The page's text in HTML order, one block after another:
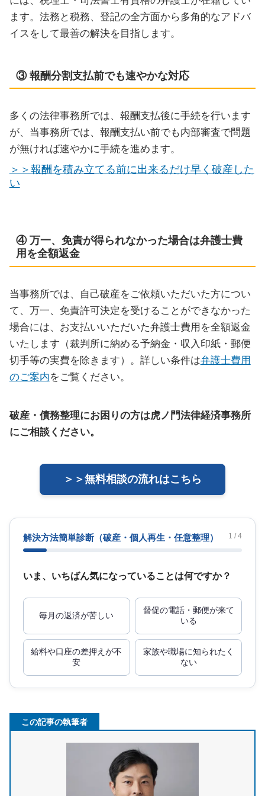
ます。法務と税務、登記の全方面から多角的なアドバ
イスをして最善の解決を目指します。
③ 報酬分割支払前でも速やかな対応
多くの法律事務所では、報酬支払後に手続を行います
が、当事務所では、報酬支払い前でも内部審査で問題
が無ければ速やかに手続を進めます。
＞＞報酬を積み立てる前に出来るだけ早く破産した
い
④ 万一、免責が得られなかった場合は弁護士費
用を全額返金
当事務所では、自己破産をご依頼いただいた方につい
て、万一、免責許可決定を受けることができなかった
場合には、お支払いいただいた弁護士費用を全額返金
いたします（裁判所に納める予納金・収入印紙・郵便
切手等の実費を除きます）。詳しい条件は弁護士費用
のご案内をご覧ください。
破産・債務整理にお困りの方は虎ノ門法律経済事務所
にご相談ください。
＞＞無料相談の流れはこちら
解決方法簡単診断（破産・個人再生・任意整理） 1 / 4
いま、いちばん気になっていることは何ですか？
毎月の返済が苦しい
督促の電話・郵便が来て
いる
給料や口座の差押えが不
安
家族や職場に知られたく
ない
この記事の執筆者